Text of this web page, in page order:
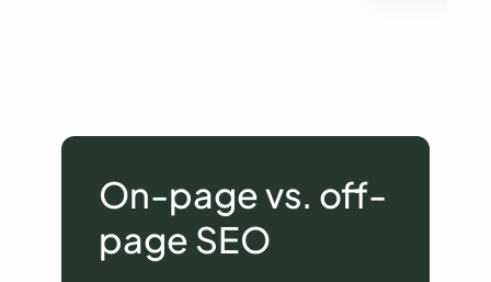
On-page vs. off-
page SEO